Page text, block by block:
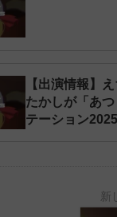
【出演情報】
たかしが「あ
テーション